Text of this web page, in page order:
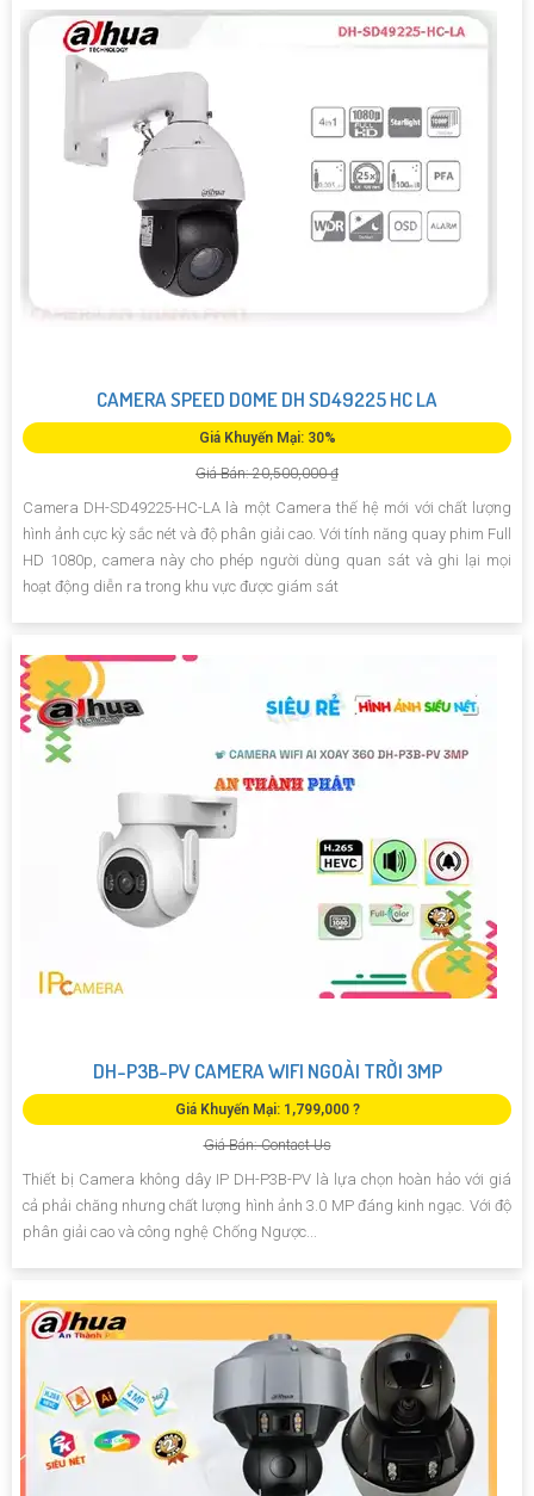
CAMERA SPEED DOME DH SD49225 HC LA
Giá Khuyến Mại: 30%
Giá Bán: 20,500,000 ₫
Camera DH-SD49225-HC-LA là một Camera thế hệ mới với chất lượng
hình ảnh cực kỳ sắc nét và độ phân giải cao. Với tính năng quay phim Full
HD 1080p, camera này cho phép người dùng quan sát và ghi lại mọi
hoạt động diễn ra trong khu vực được giám sát
DH-P3B-PV CAMERA WIFI NGOÀI TRỜI 3MP
Giá Khuyến Mại: 1,799,000 ?
Giá Bán: Contact Us
Thiết bị Camera không dây IP DH-P3B-PV là lựa chọn hoàn hảo với giá
cả phải chăng nhưng chất lượng hình ảnh 3.0 MP đáng kinh ngạc. Với độ
phân giải cao và công nghệ Chống Ngược...